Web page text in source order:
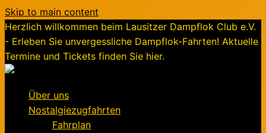
Skip to main content
Herzlich willkommen beim Lausitzer Dampflok Club e.V.
- Erleben Sie unvergessliche Dampflok-Fahrten! Aktuelle
Termine und Tickets finden Sie hier.
Über uns
Nostalgiezugfahrten
Fahrplan